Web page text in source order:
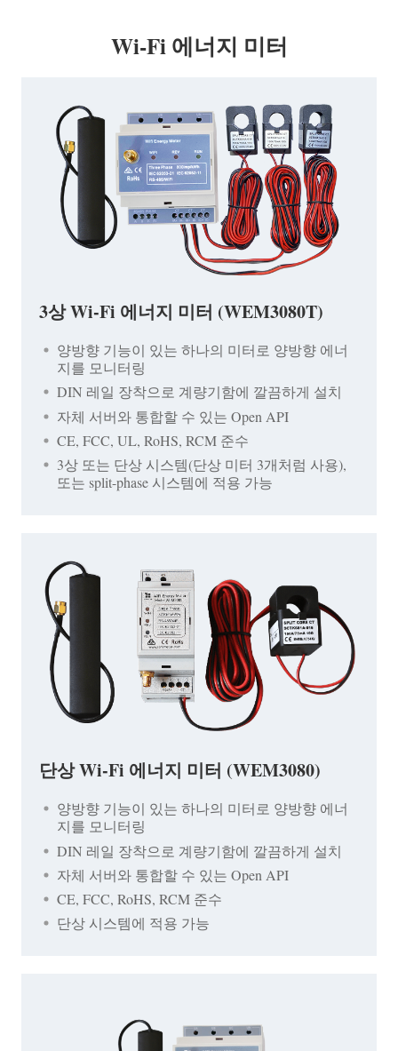
Wi-Fi 에너지 미터
3상 Wi-Fi 에너지 미터 (WEM3080T)
양방향 기능이 있는 하나의 미터로 양방향 에너
지를 모니터링
DIN 레일 장착으로 계량기함에 깔끔하게 설치
자체 서버와 통합할 수 있는 Open API
CE, FCC, UL, RoHS, RCM 준수
3상 또는 단상 시스템(단상 미터 3개처럼 사용),
또는 split-phase 시스템에 적용 가능
단상 Wi-Fi 에너지 미터 (WEM3080)
양방향 기능이 있는 하나의 미터로 양방향 에너
지를 모니터링
DIN 레일 장착으로 계량기함에 깔끔하게 설치
자체 서버와 통합할 수 있는 Open API
CE, FCC, RoHS, RCM 준수
단상 시스템에 적용 가능